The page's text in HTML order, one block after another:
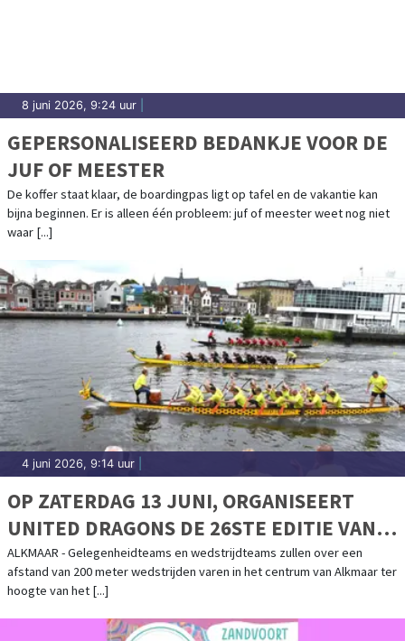
8 juni 2026, 9:24 uur
GEPERSONALISEERD BEDANKJE VOOR DE
JUF OF MEESTER
De koffer staat klaar, de boardingpas ligt op tafel en de vakantie kan
bijna beginnen. Er is alleen één probleem: juf of meester weet nog niet
waar [...]
4 juni 2026, 9:14 uur
OP ZATERDAG 13 JUNI, ORGANISEERT
UNITED DRAGONS DE 26STE EDITIE VAN
DRAKENBOOTFESTIVAL: "RACE THE
DRAGON"
ALKMAAR - Gelegenheidteams en wedstrijdteams zullen over een
afstand van 200 meter wedstrijden varen in het centrum van Alkmaar ter
hoogte van het [...]